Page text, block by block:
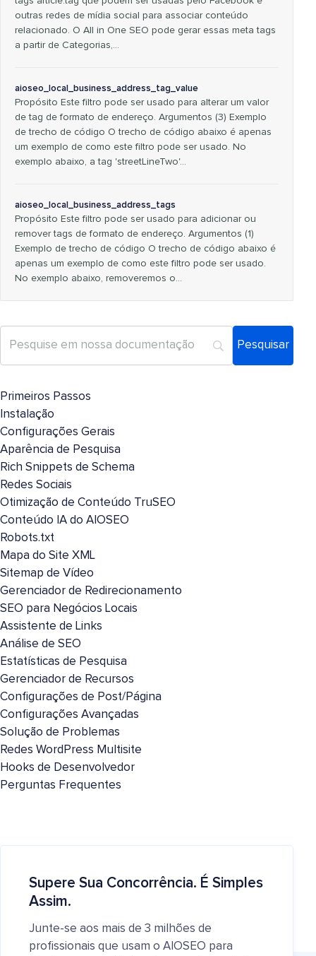
outras redes de mídia social para associar conteúdo
relacionado. O All in One SEO pode gerar essas meta tags
a partir de Categorias,…
aioseo_local_business_address_tag_value
Propósito Este filtro pode ser usado para alterar um valor
de tag de formato de endereço. Argumentos (3) Exemplo
de trecho de código O trecho de código abaixo é apenas
um exemplo de como este filtro pode ser usado. No
exemplo abaixo, a tag 'streetLineTwo'…
aioseo_local_business_address_tags
Propósito Este filtro pode ser usado para adicionar ou
remover tags de formato de endereço. Argumentos (1)
Exemplo de trecho de código O trecho de código abaixo é
apenas um exemplo de como este filtro pode ser usado.
No exemplo abaixo, removeremos o…
Primeiros Passos
Instalação
Configurações Gerais
Aparência de Pesquisa
Rich Snippets de Schema
Redes Sociais
Otimização de Conteúdo TruSEO
Conteúdo IA do AIOSEO
Robots.txt
Mapa do Site XML
Sitemap de Vídeo
Gerenciador de Redirecionamento
SEO para Negócios Locais
Assistente de Links
Análise de SEO
Estatísticas de Pesquisa
Gerenciador de Recursos
Configurações de Post/Página
Configurações Avançadas
Solução de Problemas
Redes WordPress Multisite
Hooks de Desenvolvedor
Perguntas Frequentes
Supere Sua Concorrência. É Simples
Assim.
Junte-se aos mais de 3 milhões de
profissionais que usam o AIOSEO para